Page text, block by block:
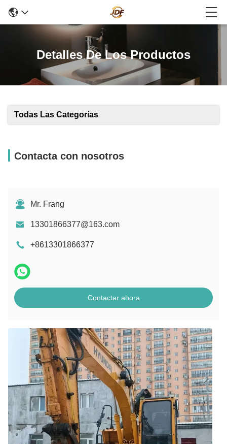
Detalles De Los Productos
Todas Las Categorías
Contacta con nosotros
Mr. Frang
13301866377@163.com
+8613301866377
Contactar ahora